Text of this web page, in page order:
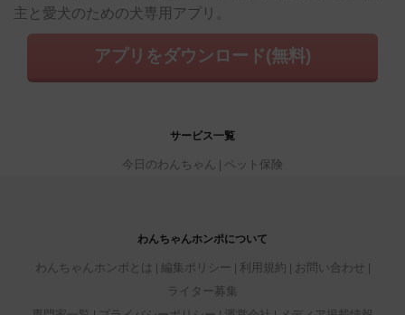
主と愛犬のための犬専用アプリ。
アプリをダウンロード(無料)
サービス一覧
今日のわんちゃん ペット保険
わんちゃんホンポについて
わんちゃんホンポとは 編集ポリシー 利用規約
お問い合わせ
ライター募集